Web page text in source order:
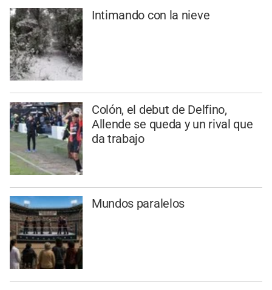
Intimando con la nieve
Colón, el debut de Delfino,
Allende se queda y un rival que
da trabajo
Mundos paralelos